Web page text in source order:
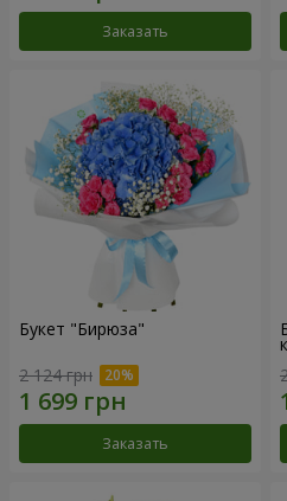
Заказать
Букет "Бирюза"
2 124 грн
Заказать